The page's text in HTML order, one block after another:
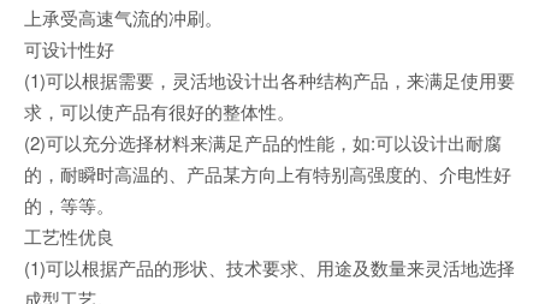
上承受高速气流的冲刷。
可设计性好
(1)可以根据需要，灵活地设计出各种结构产品，来满足使用要
求，可以使产品有很好的整体性。
(2)可以充分选择材料来满足产品的性能，如:可以设计出耐腐
的，耐瞬时高温的、产品某方向上有特别高强度的、介电性好
的，等等。
工艺性优良
(1)可以根据产品的形状、技术要求、用途及数量来灵活地选择
成型工艺。